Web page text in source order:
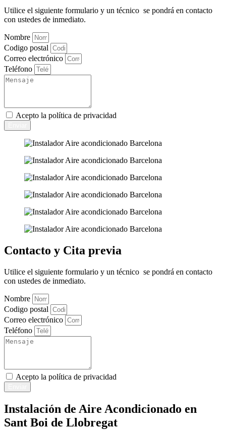
Utilice el siguiente formulario y un técnico se pondrá en contacto
con ustedes de inmediato.
Nombre
Codigo postal
Correo electrónico
Teléfono
Acepto la política de privacidad
Contacto y Cita previa
Utilice el siguiente formulario y un técnico se pondrá en contacto
con ustedes de inmediato.
Nombre
Codigo postal
Correo electrónico
Teléfono
Acepto la política de privacidad
Instalación de Aire Acondicionado en
Sant Boi de Llobregat